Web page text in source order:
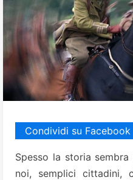
Condividi su Facebook
Spesso la storia
noi, semplici cittadini,